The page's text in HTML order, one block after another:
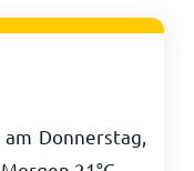
Donnerstag,